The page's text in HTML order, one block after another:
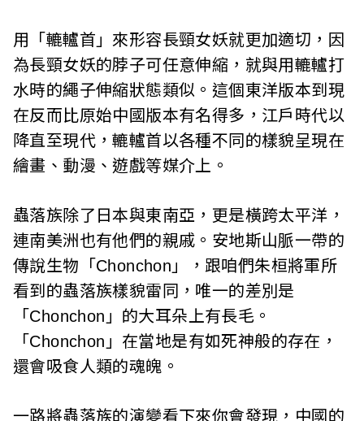
用「轆轤首」來形容長頸女妖就更加適切，因
為長頸女妖的脖子可任意伸縮，就與用轆轤打
水時的繩子伸縮狀態類似。這個東洋版本到現
在反而比原始中國版本有名得多，江戶時代以
降直至現代，轆轤首以各種不同的樣貌呈現在
繪畫、動漫、遊戲等媒介上。
蟲落族除了日本與東南亞，更是橫跨太平洋，
連南美洲也有他們的親戚。安地斯山脈一帶的
傳說生物「Chonchon」，跟咱們朱桓將軍所
看到的蟲落族樣貌雷同，唯一的差別是
「Chonchon」的大耳朵上有長毛。
「Chonchon」在當地是有如死神般的存在，
還會吸食人類的魂魄。
一路將蟲落族的演變看下來你會發現，中國的